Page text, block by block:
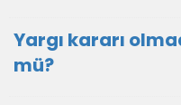
Yargı kararı
mü?